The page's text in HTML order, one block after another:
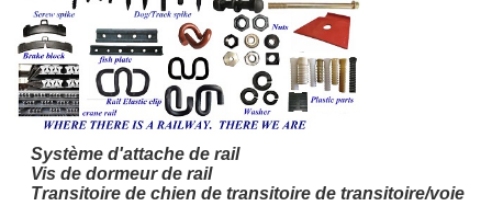
Système d'attache de rail
Vis de dormeur de rail
Transitoire de chien de transitoire de transitoire/voie